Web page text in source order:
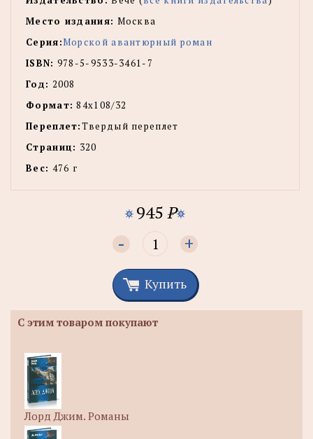
Место издания: Москва
Серия:Морской авантюрный роман
ISBN: 978-5-9533-3461-7
Год: 2008
Формат: 84x108/32
Переплет:Твердый переплет
Страниц: 320
Вес: 476 г
945 P
- +
Купить
С этим товаром покупают
Лорд Джим. Романы